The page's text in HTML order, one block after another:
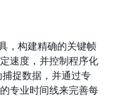
，构建精确的关键帧
速度，并控制程序化
捉数据，并通过专
专业时间线来完善每